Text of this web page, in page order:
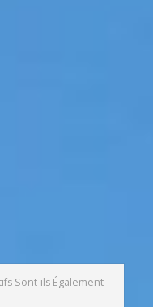
Sont-ils Également